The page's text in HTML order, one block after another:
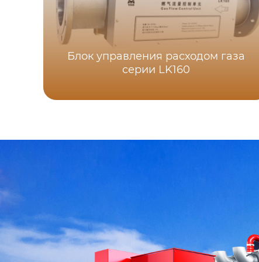
Блок управления расходом газа
серии LK160